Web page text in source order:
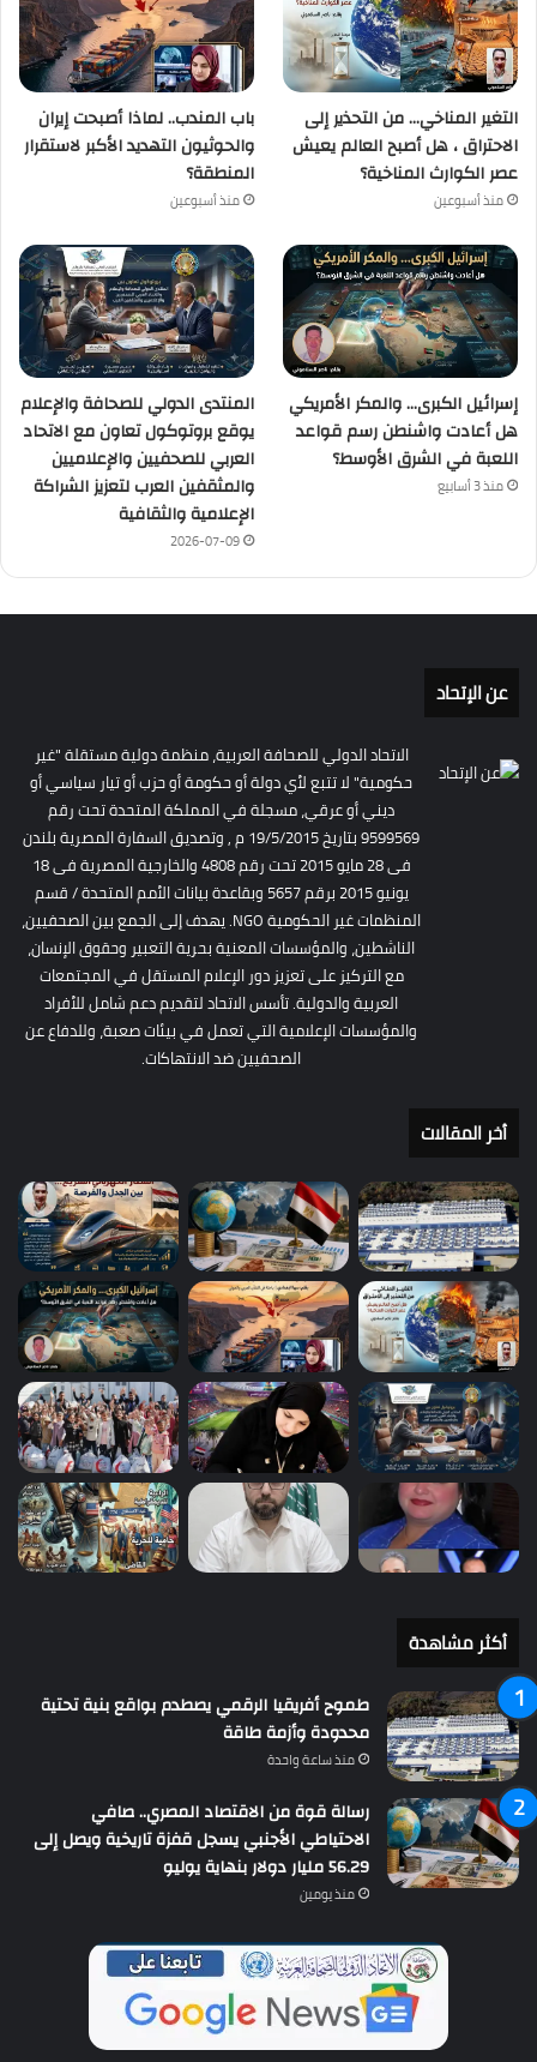
التغير المناخي… من التحذير إلى
الاحتراق ، هل أصبح العالم يعيش
عصر الكوارث المناخية؟
منذ أسبوعين
باب المندب.. لماذا أصبحت إيران
والحوثيون التهديد الأكبر لاستقرار
المنطقة؟
منذ أسبوعين
إسرائيل الكبرى… والمكر الأمريكي
هل أعادت واشنطن رسم قواعد
اللعبة في الشرق الأوسط؟
منذ 3 أسابيع
المنتدى الدولي للصحافة والإعلام
يوقع بروتوكول تعاون مع الاتحاد
العربي للصحفيين والإعلاميين
والمثقفين العرب لتعزيز الشراكة
الإعلامية والثقافية
2026-07-09
عن الإتحاد
الاتحاد الدولي للصحافة العربية، منظمة دولية مستقلة "غير
حكومية" لا تتبع لأي دولة أو حكومة أو حزب أو تيار سياسي أو
ديني أو عرقي، مسجلة في المملكة المتحدة تحت رقم
9599569 بتاريخ 19/5/2015 م , وتصديق السفارة المصرية بلندن
فى 28 مايو 2015 تحت رقم 4808 والخارجية المصرية فى 18
يونيو 2015 برقم 5657 وبقاعدة بيانات الأمم المتحدة / قسم
المنظمات غير الحكومية NGO. يهدف إلى الجمع بين الصحفيين،
الناشطين، والمؤسسات المعنية بحرية التعبير وحقوق الإنسان،
مع التركيز على تعزيز دور الإعلام المستقل في المجتمعات
العربية والدولية. تأسس الاتحاد لتقديم دعم شامل للأفراد
والمؤسسات الإعلامية التي تعمل في بيئات صعبة، وللدفاع عن
الصحفيين ضد الانتهاكات.
أخر المقالات
أكثر مشاهدة
طموح أفريقيا الرقمي يصطدم بواقع بنية تحتية
محدودة وأزمة طاقة
منذ ساعة واحدة
رسالة قوة من الاقتصاد المصري.. صافي
الاحتياطي الأجنبي يسجل قفزة تاريخية ويصل إلى
56.29 مليار دولار بنهاية يوليو
منذ يومين